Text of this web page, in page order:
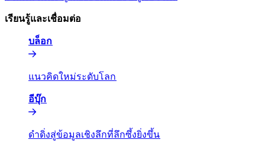
เรียนรู้และเชื่อมต่อ​​
บล็อก​​
แนวคิดใหม่ระดับโลก​​
อีบุ๊ก​​
ดำดิ่งสู่ข้อมูลเชิงลึกที่ลึกซึ้งยิ่งขึ้น​​